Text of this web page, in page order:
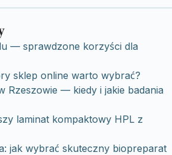
— sprawdzone korzyści dla
sklep online warto wybrać?
Rzeszowie — kiedy i jakie badania
laminat kompaktowy HPL z
jak wybrać skuteczny biopreparat